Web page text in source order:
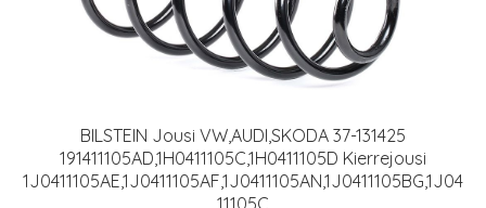
BILSTEIN Jousi VW,AUDI,SKODA 37-131425
191411105AD,1H0411105C,1H0411105D Kierrejousi
1J0411105AE,1J0411105AF,1J0411105AN,1J0411105BG,1J04
11105C